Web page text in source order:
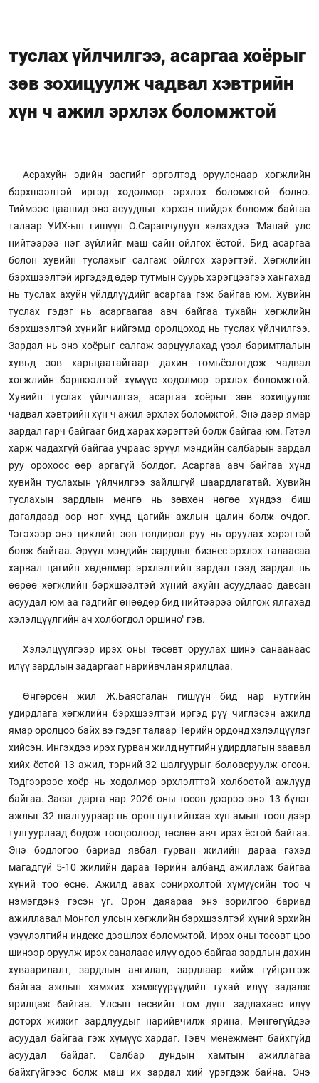
туслах үйлчилгээ, асаргаа хоёрыг
зөв зохицуулж чадвал хэвтрийн
хүн ч ажил эрхлэх боломжтой
Асрахуйн эдийн засгийг эргэлтэд оруулснаар хөгжлийн
бэрхшээлтэй иргэд хөдөлмөр эрхлэх боломжтой болно.
Тиймээс цаашид энэ асуудлыг хэрхэн шийдэх боломж байгаа
талаар УИХ-ын гишүүн О.Саранчулуун хэлэхдээ "Манай улс
нийтээрээ нэг зүйлийг маш сайн ойлгох ёстой. Бид асаргаа
болон хувийн туслахыг салгаж ойлгох хэрэгтэй. Хөгжлийн
бэрхшээлтэй иргэдэд өдөр тутмын суурь хэрэгцээгээ хангахад
нь туслах ахуйн үйлдлүүдийг асаргаа гэж байгаа юм. Хувийн
туслах гэдэг нь асаргаагаа авч байгаа тухайн хөгжлийн
бэрхшээлтэй хүнийг нийгэмд оролцоход нь туслах үйлчилгээ.
Зардал нь энэ хоёрыг салгаж зарцуулахад үзэл баримтлалын
хувьд зөв харьцаатайгаар дахин томьёологдож чадвал
хөгжлийн бэршээлтэй хүмүүс хөдөлмөр эрхлэх боломжтой.
Хувийн туслах үйлчилгээ, асаргаа хоёрыг зөв зохицуулж
чадвал хэвтрийн хүн ч ажил эрхлэх боломжтой. Энэ дээр ямар
зардал гарч байгааг бид харах хэрэгтэй болж байгаа юм. Гэтэл
харж чадахгүй байгаа учраас эрүүл мэндийн салбарын зардал
руу орохоос өөр аргагүй болдог. Асаргаа авч байгаа хүнд
хувийн туслахын үйлчилгээ зайлшгүй шаардлагатай. Хувийн
туслахын зардлын мөнгө нь зөвхөн нөгөө хүндээ биш
дагалдаад өөр нэг хүнд цагийн ажлын цалин болж очдог.
Тэгэхээр энэ циклийг зөв голдирол руу нь оруулах хэрэгтэй
болж байгаа. Эрүүл мэндийн зардлыг бизнес эрхлэх талаасаа
харвал цагийн хөдөлмөр эрхлэлтийн зардал гээд зардал нь
өөрөө хөгжлийн бэрхшээлтэй хүний ахуйн асуудлаас давсан
асуудал юм аа гэдгийг өнөөдөр бид нийтээрээ ойлгож ялгахад
хэлэлцүүлгийн ач холбогдол оршино" гэв.
Хэлэлцүүлгээр ирэх оны төсөвт оруулах шинэ санаанаас
илүү зардлын задаргааг нарийвчлан ярилцлаа.
Өнгөрсөн жил Ж.Баясгалан гишүүн бид нар нутгийн
удирдлага хөгжлийн бэрхшээлтэй иргэд рүү чиглэсэн ажилд
ямар оролцоо байх вэ гэдэг талаар Төрийн ордонд хэлэлцүүлэг
хийсэн. Ингэхдээ ирэх гурван жилд нутгийн удирдлагын заавал
хийх ёстой 13 ажил, тэрний 32 шалгуурыг боловсруулж өгсөн.
Тэдгээрээс хоёр нь хөдөлмөр эрхлэлттэй холбоотой ажлууд
байгаа. Засаг дарга нар 2026 оны төсөв дээрээ энэ 13 бүлэг
ажлыг 32 шалгуураар нь орон нутгийнхаа хүн амын тоон дээр
тулгуурлаад бодож тооцоолоод төслөө авч ирэх ёстой байгаа.
Энэ бодлогоо бариад явбал гурван жилийн дараа гэхэд
магадгүй 5-10 жилийн дараа Төрийн албанд ажиллаж байгаа
хүний тоо өснө. Ажилд авах сонирхолтой хүмүүсийн тоо ч
нэмэгдэнэ гэсэн үг. Орон даяараа энэ зорилгоо бариад
ажиллавал Монгол улсын хөгжлийн бэрхшээлтэй хүний эрхийн
үзүүлэлтийн индекс дээшлэх боломжтой. Ирэх оны төсөвт цоо
шинээр оруулж ирэх саналаас илүү одоо байгаа зардлын дахин
хуваарилалт, зардлын ангилал, зардлаар хийж гүйцэтгэж
байгаа ажлын хэмжих хэмжүүрүүдийн тухай илүү задалж
ярилцаж байгаа. Улсын төсвийн том дүнг задлахаас илүү
доторх жижиг зардлуудыг нарийвчилж ярина. Мөнгөгүйдээ
асуудал байгаа гэж хүмүүс хардаг. Гэвч менежмент байхгүйд
асуудал байдаг. Салбар дундын хамтын ажиллагаа
байхгүйгээс болж маш их зардал хий үрэгдэж байна. Энэ